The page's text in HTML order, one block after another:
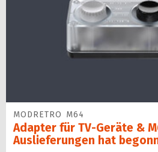
MODRETRO M64
Adapter für TV-Geräte &
Auslieferungen hat